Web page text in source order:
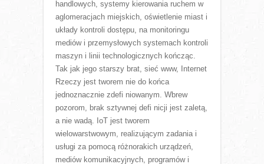
handlowych, systemy kierowania ruchem w
aglomeracjach miejskich, oświetlenie miast i
układy kontroli dostępu, na monitoringu
mediów i przemysłowych systemach kontroli
maszyn i linii technologicznych kończąc.
Tak jak jego starszy brat, sieć www, Internet
Rzeczy jest tworem nie do końca
jednoznacznie zdefi niowanym. Wbrew
pozorom, brak sztywnej defi nicji jest zaletą,
a nie wadą. IoT jest tworem
wielowarstwowym, realizującym zadania i
usługi za pomocą różnorakich urządzeń,
mediów komunikacyjnych, programów i